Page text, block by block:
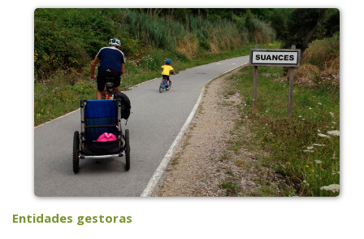
Entidades gestoras